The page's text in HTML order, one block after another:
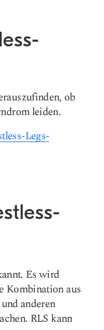
ob
leiden.
Legs-
Es wird
Kombination aus
anderen
RLS kann